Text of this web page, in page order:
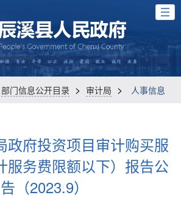
部门信息公开目录 > 审计局 > 人事信息
政府投资项目审计购买服
服务费限额以下）报告公
告（2023.9）